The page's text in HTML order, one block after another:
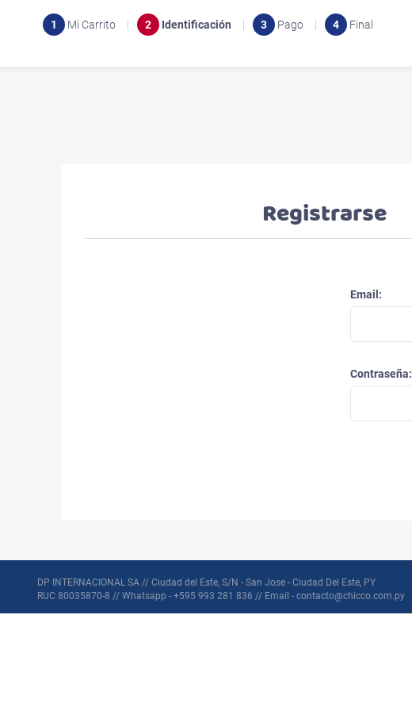
1 Mi Carrito 2 Identificación 3 Pago 4 Final
Registrarse
Email:
Contraseña:
DP INTERNACIONAL SA // Ciudad del Este, S/N - San Jose - Ciudad Del Este, PY
RUC 80035870-8 // Whatsapp - +595 993 281 836 // Email - contacto@chicco.com.py